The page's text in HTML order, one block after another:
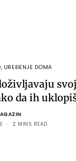
, UREĐENJE DOMA
da ih
2 MINS READ